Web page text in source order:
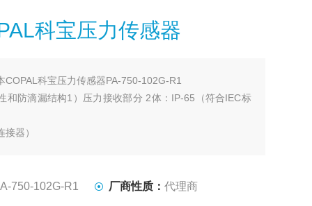
科宝压力传感器
COPAL科宝压力传感器PA-750-102G-R1
和防滴漏结构1）压力接收部分 2体：IP-65（符合IEC标
器）
750-102G-R1 厂商性质： 代理商